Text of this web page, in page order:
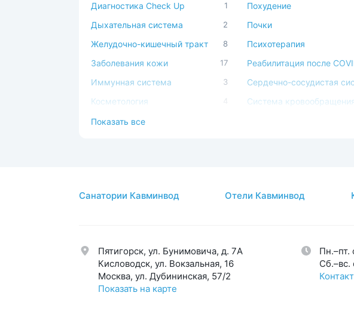
Диагностика Check Up 1
Дыхательная система 2
Желудочно-кишечный тракт 8
Заболевания кожи 17
Иммунная система 3
Косметология 4
Костно-мышечная система
Общетерапевтический 20
Похудение
Почки
Психотерапия
Реабилитация после
Сердечно-сосудистая
Система
Эндокринная система
Показать все
Санатории Кавминвод Отели Кавминвод
Пятигорск, ул. Бунимовича, д. 7A
Кисловодск, ул. Вокзальная, 16
Москва, ул. Дубининская, 57/2
Показать на карте
Пн.–пт.
Cб.–вс.